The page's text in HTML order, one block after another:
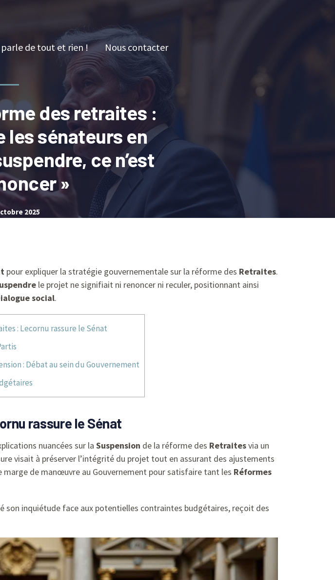
parle de tout et rien ! Nous contacter
des retraites :
les sénateurs en
ce n’est
»
2025
pour expliquer la stratégie gouvernementale sur la réforme des Retraites.
le projet ne signifiait ni renoncer ni reculer, positionnant ainsi
social.
: Lecornu rassure le Sénat
: Débat au sein du Gouvernement
rassure le Sénat
nuancées sur la Suspension de la réforme des Retraitesvia un
visait à préserver l’intégrité du projet tout en assurant des ajustements
de manœuvre au Gouvernement pour satisfaire tant les Réformes
inquiétude face aux potentielles contraintes budgétaires, reçoit des